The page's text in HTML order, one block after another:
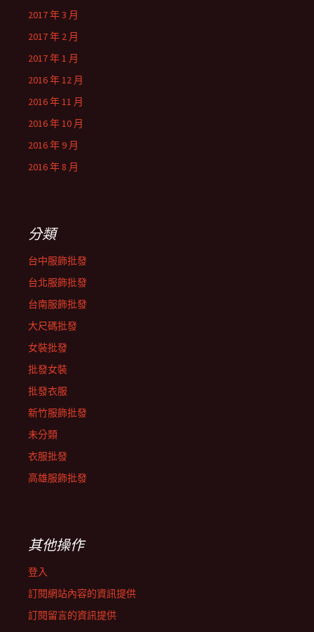
2017 年 3 月
2017 年 2 月
2017 年 1 月
2016 年 12 月
2016 年 11 月
2016 年 10 月
2016 年 9 月
2016 年 8 月
分類
台中服飾批發
台北服飾批發
台南服飾批發
大尺碼批發
女裝批發
批發女裝
批發衣服
新竹服飾批發
未分類
衣服批發
高雄服飾批發
其他操作
登入
訂閱網站內容的資訊提供
訂閱留言的資訊提供